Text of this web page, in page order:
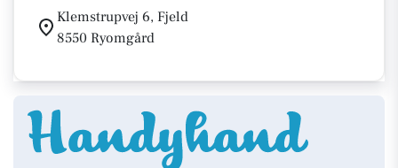
Klemstrupvej 6, Fjeld
8550 Ryomgård